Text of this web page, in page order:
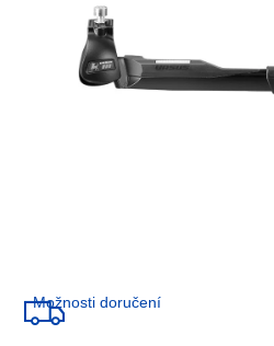
Možnosti doručení